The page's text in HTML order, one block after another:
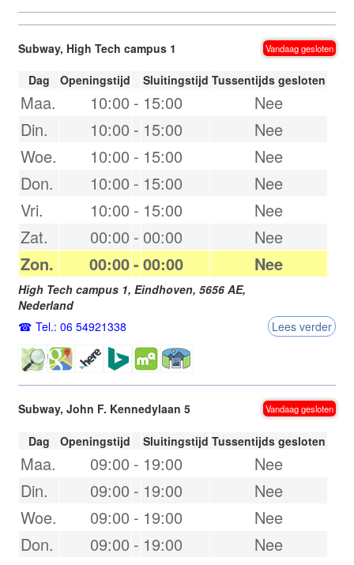
Subway, High Tech campus 1 Vandaag gesloten
Dag Openingstijd Sluitingstijd Tussentijds gesloten
Maa. 10:00 - 15:00
Nee
Din.
10:00 - 15:00
Nee
Woe.
10:00 - 15:00
Nee
Don.
10:00 - 15:00
Nee
Vri.
10:00 - 15:00
Nee
Zat.
00:00 - 00:00
Nee
Zon.
00:00- 00:00 Nee
High Tech campus 1, Eindhoven, 5656 AE,
Nederland
Tel.: 06 54921338
Lees verder
Subway, John F. Kennedylaan 5 Vandaag gesloten
Dag Openingstijd Sluitingstijd Tussentijds gesloten
Maa. 09:00 - 19:00
Nee
Din.
09:00 - 19:00
Nee
Woe.
09:00 - 19:00
Nee
Don.
09:00 - 19:00
Nee